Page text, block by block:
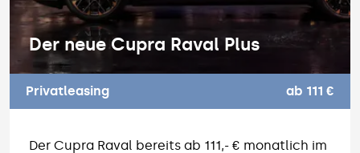
Der neue Cupra Raval Plus
Privatleasing ab 111 €
Der Cupra Raval bereits ab 111,- € monatlich im